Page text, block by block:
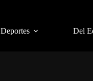
Deportes Del